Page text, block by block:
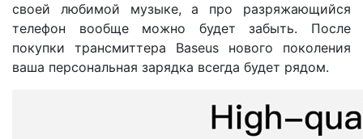
своей любимой музыке, а про разряжающийся
телефон вообще можно будет забыть. После
покупки трансмиттера Baseus нового поколения
ваша персональная зарядка всегда будет рядом.